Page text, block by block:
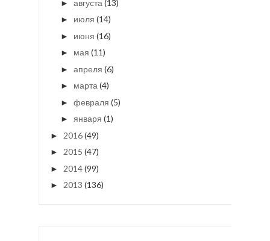
► августа (13)
► июля (14)
► июня (16)
► мая (11)
► апреля (6)
► марта (4)
► февраля (5)
► января (1)
► 2016(49)
► 2015 (47)
► 2014(99)
► 2013 (136)